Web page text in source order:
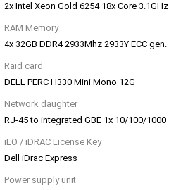
2x Intel Xeon Gold 6254 18x Core 3.1GHz
RAM Memory
4x 32GB DDR4 2933Mhz 2933Y ECC gen.
Raid card
DELL PERC H330 Mini Mono 12G
Network daughter
RJ-45 to integrated GBE 1x 10/100/1000
iLO / iDRAC License Key
Dell iDrac Express
Power supply unit